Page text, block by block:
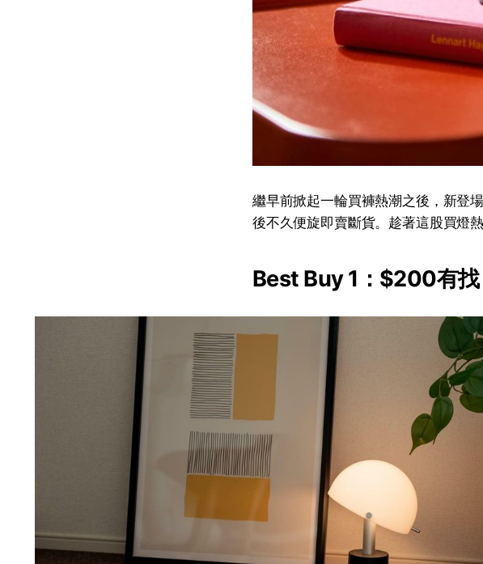
繼早前掀起一輪買褲熱潮之後，新登
後不久便旋即賣斷貨。趁著這股買燈
Best Buy 1：$200有